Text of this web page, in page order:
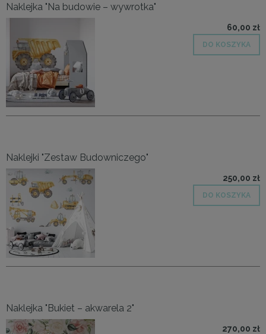
Naklejka "Na budowie – wywrotka"
60,00 zł
DO KOSZYKA
Naklejki "Zestaw Budowniczego"
250,00 zł
DO KOSZYKA
Naklejka "Bukiet – akwarela 2"
270,00 zł